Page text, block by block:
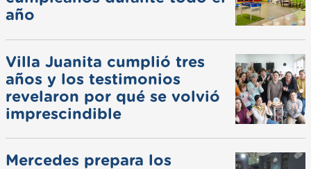
año
Villa Juanita cumplió tres
años y los testimonios
revelaron por qué se volvió
imprescindible
Mercedes prepara los